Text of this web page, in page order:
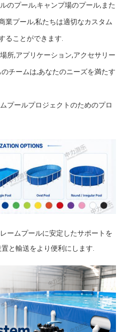
のプール,キャンプ場のプール,また
業プール,私たちは適切なカスタム
ることができます.
所,アプリケーション,アクセサリー
チームは,あなたのニーズを満たす
プールプロジェクトのためのプロ
ームプールに安定したサポートを
と輸送をより便利にします.